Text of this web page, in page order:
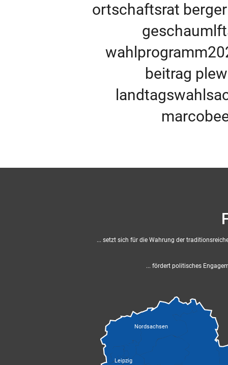
ortschaftsrat
beitrag
... setzt sich für die Wahrung der
... fördert politisches
Leipzig
Nordsachsen